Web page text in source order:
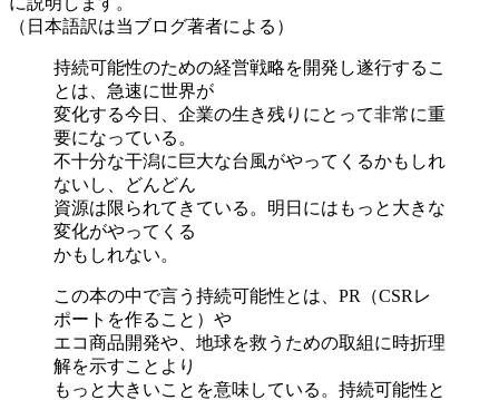
（日本語訳は当ブログ著者による）
持続可能性のための経営戦略を開発し遂行するこ
とは、急速に世界が
変化する今日、企業の生き残りにとって非常に重
要になっている。
不十分な干潟に巨大な台風がやってくるかもしれ
ないし、どんどん
資源は限られてきている。明日にはもっと大きな
変化がやってくる
かもしれない。
この本の中で言う持続可能性とは、PR（CSRレ
ポートを作ること）や
エコ商品開発や、地球を救うための取組に時折理
解を示すことより
もっと大きいことを意味している。持続可能性と